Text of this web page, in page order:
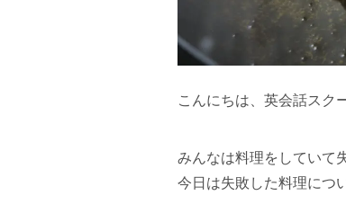
こんにちは、英会話スク
みんなは料理をしていて
今日は失敗した料理につ